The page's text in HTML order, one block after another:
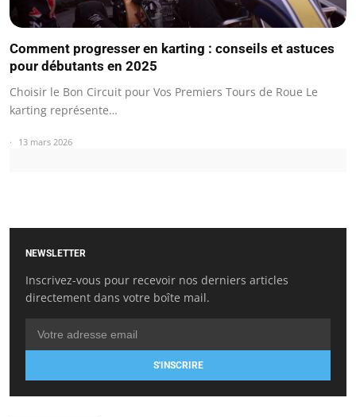
Comment progresser en karting : conseils et astuces
pour débutants en 2025
Choisir le Bon Circuit pour Vos Premiers Tours de Roue Le
karting représente…
13 mars 2026
NEWSLETTER
Inscrivez-vous pour recevoir nos derniers articles
directement dans votre boîte mail.
S'INSCRIRE